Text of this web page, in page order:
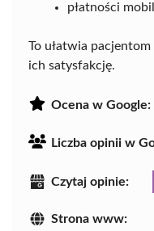
płatności
To ułatwia
ich satysfakcję.
Ocena w Google:
Liczba opinii w
Czytaj opinie:
Strona www: